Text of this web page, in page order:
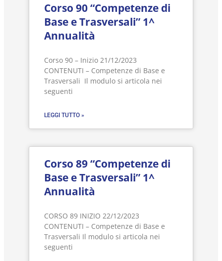
Corso 90 “Competenze di
Base e Trasversali” 1^
Annualità
Corso 90 – Inizio 21/12/2023
CONTENUTI – Competenze di Base e
Trasversali Il modulo si articola nei
seguenti
LEGGI TUTTO »
Corso 89 “Competenze di
Base e Trasversali” 1^
Annualità
CORSO 89 INIZIO 22/12/2023
CONTENUTI – Competenze di Base e
Trasversali Il modulo si articola nei
seguenti